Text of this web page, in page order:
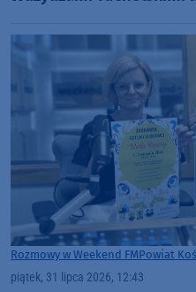
Rozmowy w Weekend FMPowiat
piątek, 31 lipca 2026, 12:43